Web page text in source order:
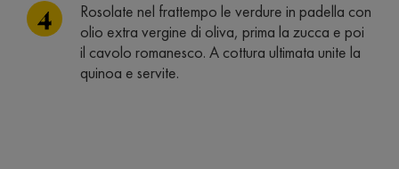
Rosolate nel frattempo le verdure in padella con
olio extra vergine di oliva, prima la zucca e poi
il cavolo romanesco. A cottura ultimata unite la
quinoa e servite.